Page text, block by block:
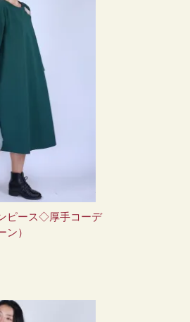
ピース◇厚手コーデ
ン）